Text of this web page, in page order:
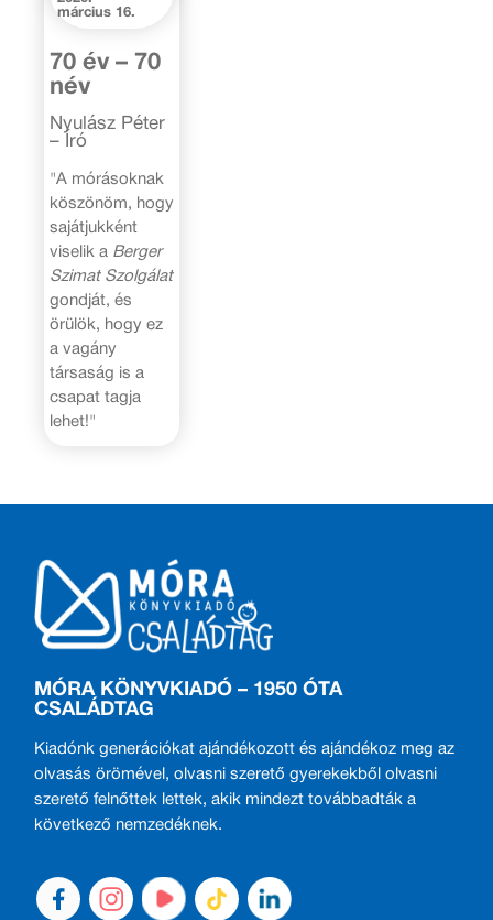
március 16.
70 év – 70
név
Nyulász Péter
– Író
"A mórásoknak
köszönöm, hogy
sajátjukként
viselik a Berger
Szimat Szolgálat
gondját, és
örülök, hogy ez
a vagány
társaság is a
csapat tagja
lehet!"
MÓRA KÖNYVKIADÓ – 1950 ÓTA
CSALÁDTAG
Kiadónk generációkat ajándékozott és ajándékoz meg az
olvasás örömével, olvasni szerető gyerekekből olvasni
szerető felnőttek lettek, akik mindezt továbbadták a
következő nemzedéknek.